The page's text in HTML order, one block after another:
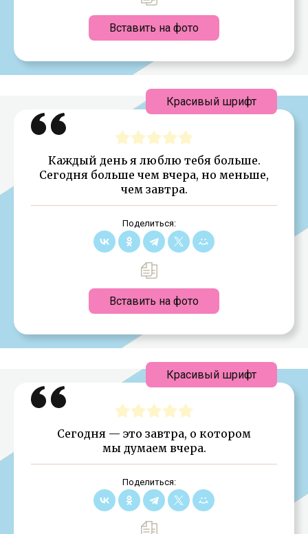
Вставить на фото
Каждый день я люблю тебя больше.
Сегодня больше чем вчера, но меньше,
чем завтра.
Поделиться:
Вставить на фото
Красивый шрифт
Сегодня — это завтра, о котором
мы думаем вчера.
Поделиться:
Красивый шрифт